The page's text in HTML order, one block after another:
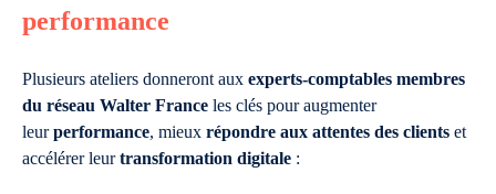
performance
Plusieurs ateliers donneront aux experts-comptables membres
du réseau Walter France les clés pour augmenter
leurperformance, mieux répondre aux attentes des clients et
accélérer leurtransformation digitale :